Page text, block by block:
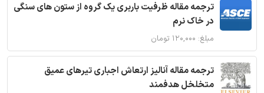
ترجمه مقاله ظرفیت باربری یک گروه از ستون های سنگی
در خاک نرم
مبلغ: ۱۲۰,۰۰۰ تومان
ترجمه مقاله آنالیز ارتعاش اجباری تیرهای عمیق
متخلخل هدفمند